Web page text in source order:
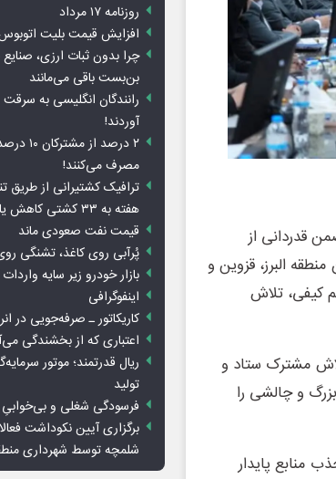
قدردانی از
البرز، قزوین و
کیفی، تلاش
مشترک ستاد و
و چالشی را
منابع پایدار
روزنامه ۱۷ مرداد
افزایش قیمت بلیت
چرا بدون ثبات ارزی،
بن‌بست باقی می‌مانند
رانندگان انگلیسی به
آوردند!
۲ درصد
مصرف می‌کنند!
ترافیک کشتیرانی از طریق
هفته به ۳۳ کشتی کاهش یافت
قیمت نفت صعودی ماند
پُرآبی روی کاغذ، تشنگی
بازار خودرو زیر سایه
اینفوگرافی
کاریکاتور ـ صرفه‌جویی در
اعتباری که از بخشندگی
ریال قدرتمند؛ موتور
تولید
فرسودگی شغلی و
برگزاری آیین نکوداشت
شلمچه توسط شهرداری